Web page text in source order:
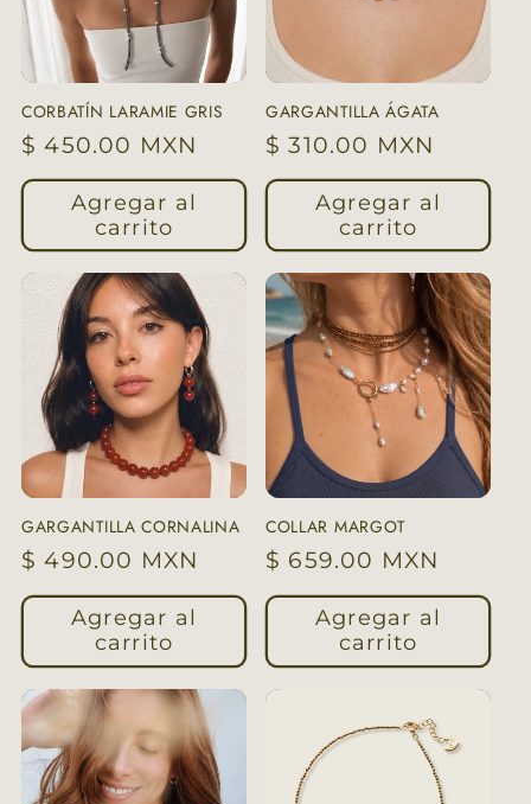
CORBATÍN LARAMIE GRIS
Precio
habitual
$ 450.00 MXN
Agregar al
carrito
GARGANTILLA ÁGATA
Precio
habitual
$ 310.00 MXN
Agregar al
carrito
GARGANTILLA CORNALINA
Precio
habitual
$ 490.00 MXN
Agregar al
carrito
COLLAR MARGOT
Precio
habitual
$ 659.00 MXN
Agregar al
carrito